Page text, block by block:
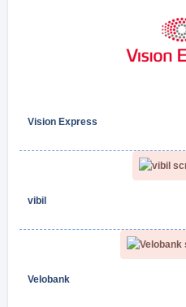
Vision Express
vibil
Velobank